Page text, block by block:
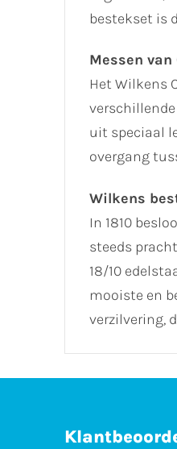
bestekset is
Messen van
Het Wilkens
uit speciaal
overgang
Wilkens
In 1810
steeds
18/10
mooiste en
verzilvering,